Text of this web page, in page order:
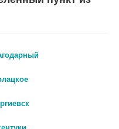
889 руб.